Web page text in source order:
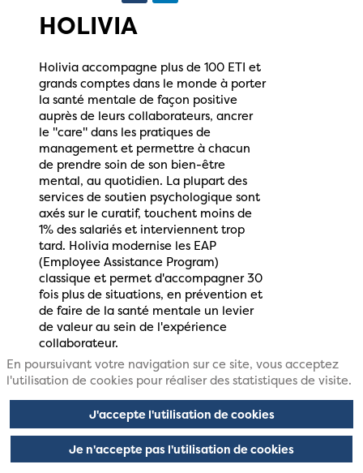
HOLIVIA
Holivia accompagne plus de 100 ETI et
grands comptes dans le monde à porter
la santé mentale de façon positive
auprès de leurs collaborateurs, ancrer
le "care" dans les pratiques de
management et permettre à chacun
de prendre soin de son bien-être
mental, au quotidien. La plupart des
services de soutien psychologique sont
axés sur le curatif, touchent moins de
1% des salariés et interviennent trop
tard. Holivia modernise les EAP
(Employee Assistance Program)
classique et permet d'accompagner 30
fois plus de situations, en prévention et
de faire de la santé mentale un levier
de valeur au sein de l'expérience
Nos
Médias
En poursuivant votre navigation sur ce site, vous acceptez
l'utilisation de cookies pour réaliser des statistiques de visite.
J'accepte l'utilisation de cookies
Je n'accepte pas l'utilisation de cookies